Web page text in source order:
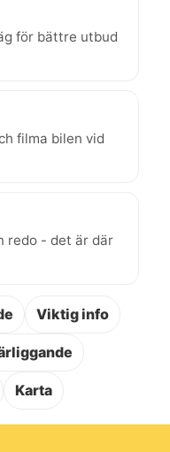
för bättre utbud
filma bilen vid
redo - det är där
Viktig info
Karta